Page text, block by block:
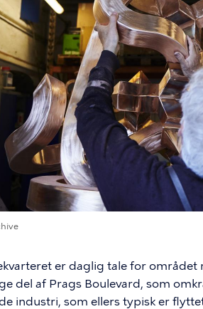
er daglig tale for
del af Prags Boulevard, som
industri, som ellers typisk er